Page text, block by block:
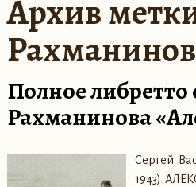
Архив
Рахманинов
Полное
Рахманинова
Сергей
1943)